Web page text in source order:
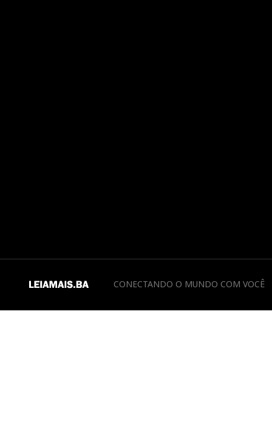
CONECTANDO O MUNDO COM VOCÊ